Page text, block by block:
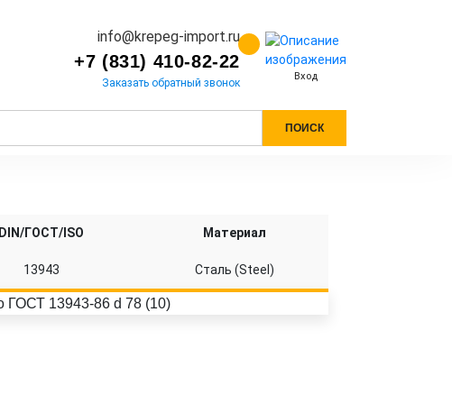
info@krepeg-import.ru
+7 (831) 410-82-22
Заказать обратный звонок Вход
ПОИСК
DIN/ГОСТ/ISO Материал
13943 Сталь (Steel)